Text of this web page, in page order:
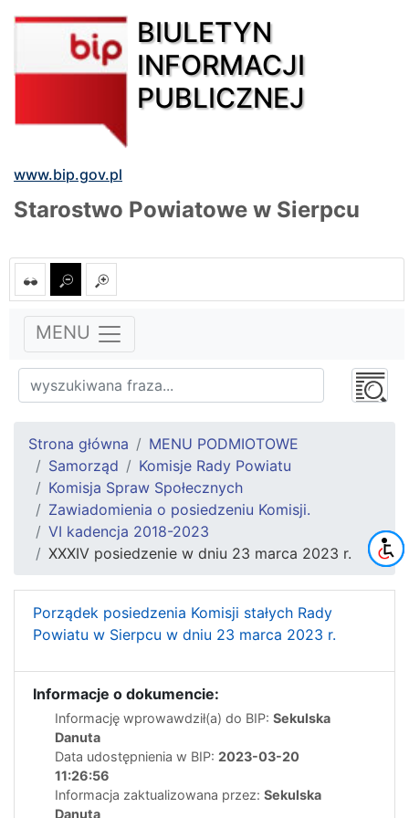
BIULETYN
INFORMACJI
PUBLICZNEJ
www.bip.gov.pl
Starostwo Powiatowe w Sierpcu
MENU
Strona główna
MENU PODMIOTOWE
Samorząd
Komisje Rady Powiatu
Komisja Spraw Społecznych
Zawiadomienia o posiedzeniu Komisji.
VI kadencja 2018-2023
XXXIV posiedzenie w dniu 23 marca 2023 r.
Porządek posiedzenia Komisji stałych Rady
Powiatu w Sierpcu w dniu 23 marca 2023 r.
Informacje o dokumencie:
Informację wprowawdził(a) do BIP: Sekulska
Danuta
Data udostępnienia w BIP: 2023-03-20
11:26:56
Informacja zaktualizowana przez: Sekulska
Danuta